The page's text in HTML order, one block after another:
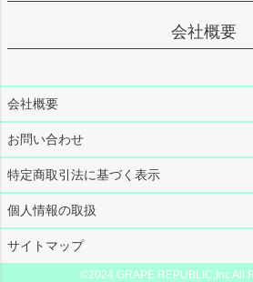
会社概要
会社概要
お問い合わせ
特定商取引法に基づく表示
個人情報の取扱
サイトマップ
©2024 GRAPE REPUBLIC,Inc All